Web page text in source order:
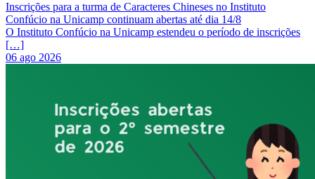
Inscrições para a turma de Caracteres Chineses no Instituto
Confúcio na Unicamp continuam abertas até dia 14/8
O Instituto Confúcio na Unicamp estendeu o período de inscrições
[…]
06 ago 2026